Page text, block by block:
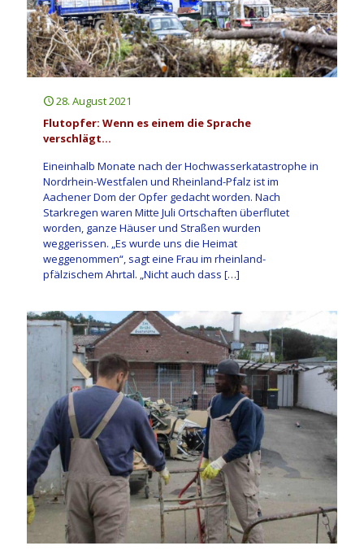
28. August 2021
Flutopfer: Wenn es einem die Sprache
verschlägt…
Eineinhalb Monate nach der Hochwasserkatastrophe in
Nordrhein-Westfalen und Rheinland-Pfalz ist im
Aachener Dom der Opfer gedacht worden. Nach
Starkregen waren Mitte Juli Ortschaften überflutet
worden, ganze Häuser und Straßen wurden
weggerissen. „Es wurde uns die Heimat
weggenommen“, sagt eine Frau im rheinland-
pfälzischem Ahrtal. „Nicht auch dass […]